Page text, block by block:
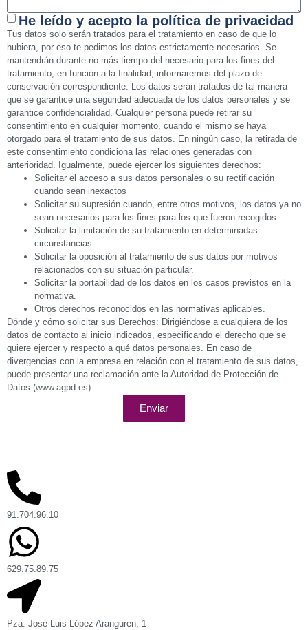
He leído y acepto la política de privacidad
Tus datos solo serán tratados para el tratamiento en caso de que lo
hubiera, por eso te pedimos los datos estrictamente necesarios. Se
mantendrán durante no más tiempo del necesario para los fines del
tratamiento, en función a la finalidad, informaremos del plazo de
conservación correspondiente. Los datos serán tratados de tal manera
que se garantice una seguridad adecuada de los datos personales y se
garantice confidencialidad. Cualquier persona puede retirar su
consentimiento en cualquier momento, cuando el mismo se haya
otorgado para el tratamiento de sus datos. En ningún caso, la retirada de
este consentimiento condiciona las relaciones generadas con
anterioridad. Igualmente, puede ejercer los siguientes derechos:
Solicitar el acceso a sus datos personales o su rectificación
cuando sean inexactos
Solicitar su supresión cuando, entre otros motivos, los datos ya no
sean necesarios para los fines para los que fueron recogidos.
Solicitar la limitación de su tratamiento en determinadas
circunstancias.
Solicitar la oposición al tratamiento de sus datos por motivos
relacionados con su situación particular.
Solicitar la portabilidad de los datos en los casos previstos en la
normativa.
Otros derechos reconocidos en las normativas aplicables.
Dónde y cómo solicitar sus Derechos: Dirigiéndose a cualquiera de los
datos de contacto al inicio indicados, especificando el derecho que se
quiere ejercer y respecto a qué datos personales. En caso de
divergencias con la empresa en relación con el tratamiento de sus datos,
puede presentar una reclamación ante la Autoridad de Protección de
Datos (www.agpd.es).
Enviar
91.704.96.10
629.75.89.75
Pza. José Luis López Aranguren, 1